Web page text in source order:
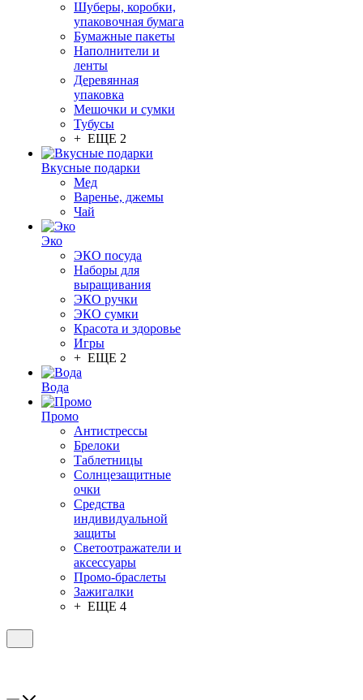
Шуберы, коробки,
упаковочная бумага
Бумажные пакеты
Наполнители и
ленты
Деревянная
упаковка
Мешочки и сумки
Тубусы
+ ЕЩЕ 2
Вкусные подарки
Мед
Варенье, джемы
Чай
Эко
ЭКО посуда
Наборы для
выращивания
ЭКО ручки
ЭКО сумки
Красота и здоровье
Игры
+ ЕЩЕ 2
Вода
Промо
Антистрессы
Брелоки
Таблетницы
Солнцезащитные
очки
Средства
индивидуальной
защиты
Светоотражатели и
аксессуары
Промо-браслеты
Зажигалки
+ ЕЩЕ 4